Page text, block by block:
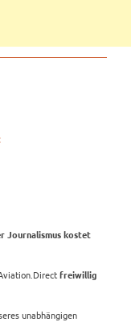
Journalismus kostet
freiwillig
unabhängigen